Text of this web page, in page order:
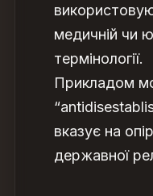
медичній чи
термінології.
Прикладом
вказує на
державної